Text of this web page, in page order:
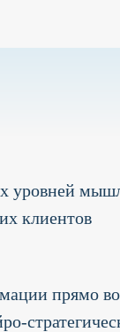
уровней
клиентов
прямо